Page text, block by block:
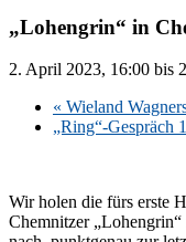
„Lohengrin“ in
2. April 2023, 16:00 bis
« Wie­land
„Ring“-Gespräch 1
Wir ho­len die fürs ers­te
Chem­nit­zer